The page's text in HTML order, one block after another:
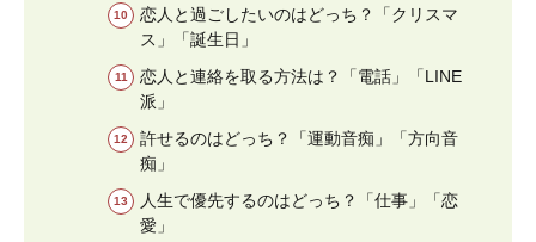
恋人と過ごしたいのはどっち？「クリスマ
ス」「誕生日」
恋人と連絡を取る方法は？「電話」「LINE
派」
許せるのはどっち？「運動音痴」「方向音
痴」
人生で優先するのはどっち？「仕事」「恋
愛」